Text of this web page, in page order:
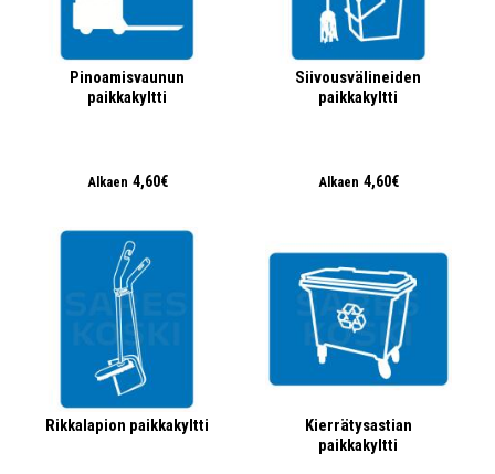
Pinoamisvaunun
paikkakyltti
Alkaen 4,60€
Siivousvälineiden
paikkakyltti
Alkaen 4,60€
Rikkalapion paikkakyltti
Kierrätysastian
paikkakyltti